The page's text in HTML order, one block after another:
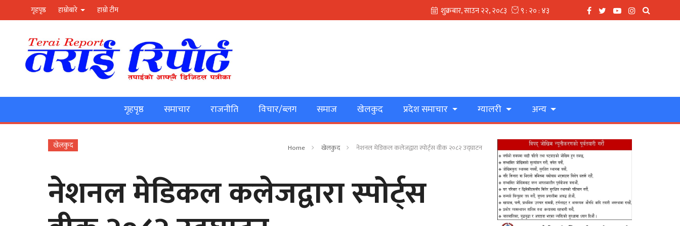
गृहपृष्ठ हाम्रोबारे हाम्रो टीम
गृहपृष्ठ समाचार राजनीति विचार/ब्लग समाज खेलकुद प्रदेश समाचार ग्यालरी अन्य
खेलकुद Home खेलकुद नेशनल मेडिकल कलेजद्वारा स्पोर्ट्स वीक २०८२ उद्घाटन
नेशनल मेडिकल कलेजद्वारा स्पोर्ट्स